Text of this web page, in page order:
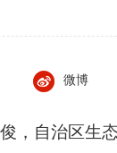
微博
， 自治区生